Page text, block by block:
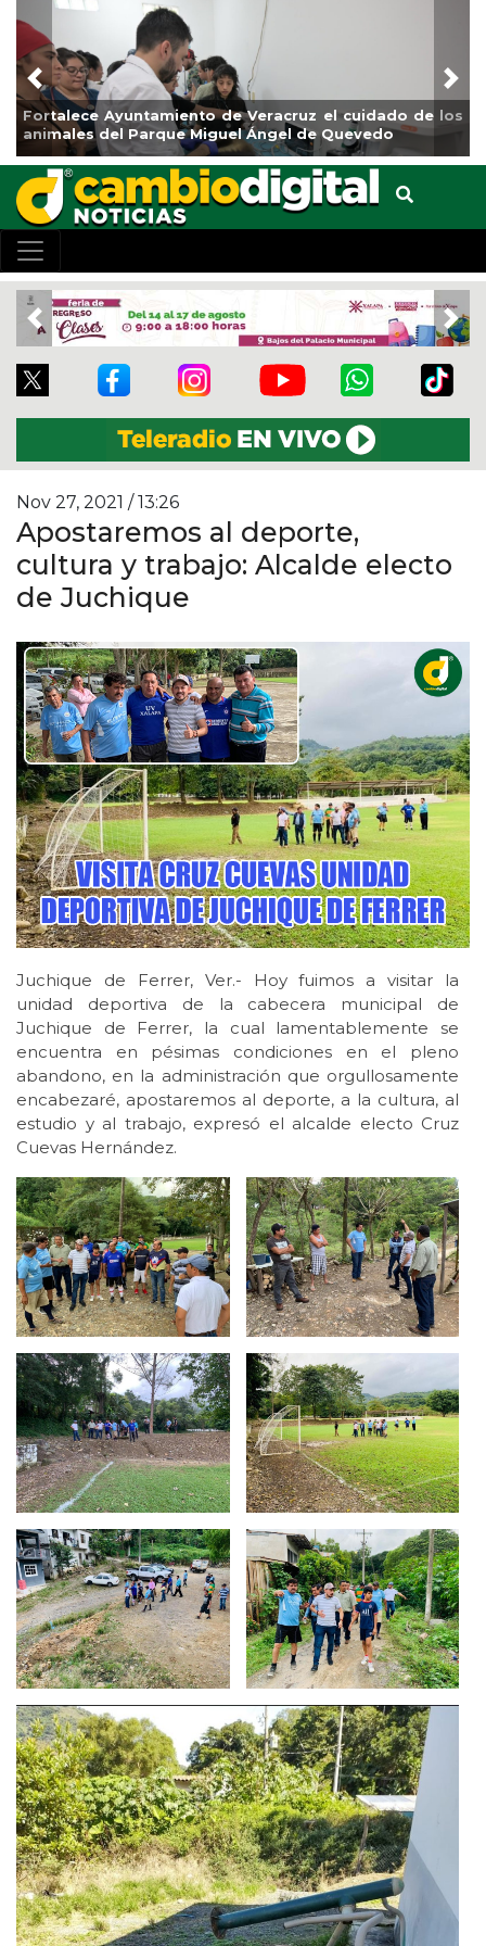
los
La ciudad de Veracruz se suma a la Jornada
de Reforestación 2026
Previous
Previous
Nov 27, 2021 / 13:26
Apostaremos al deporte,
cultura y trabajo: Alcalde electo
de Juchique
Juchique de Ferrer, Ver.- Hoy fuimos a visitar la
unidad deportiva de la cabecera municipal de
Juchique de Ferrer, la cual lamentablemente se
encuentra en pésimas condiciones en el pleno
abandono, en la administración que orgullosamente
encabezaré, apostaremos al deporte, a la cultura, al
estudio y al trabajo, expresó el alcalde electo Cruz
Cuevas Hernández.